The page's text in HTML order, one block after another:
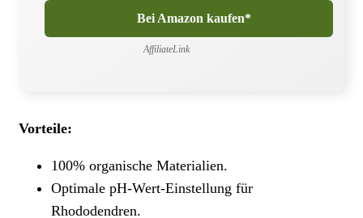
Bei Amazon kaufen*
AffiliateLink
Vorteile:
100% organische Materialien.
Optimale pH-Wert-Einstellung für
Rhododendren.